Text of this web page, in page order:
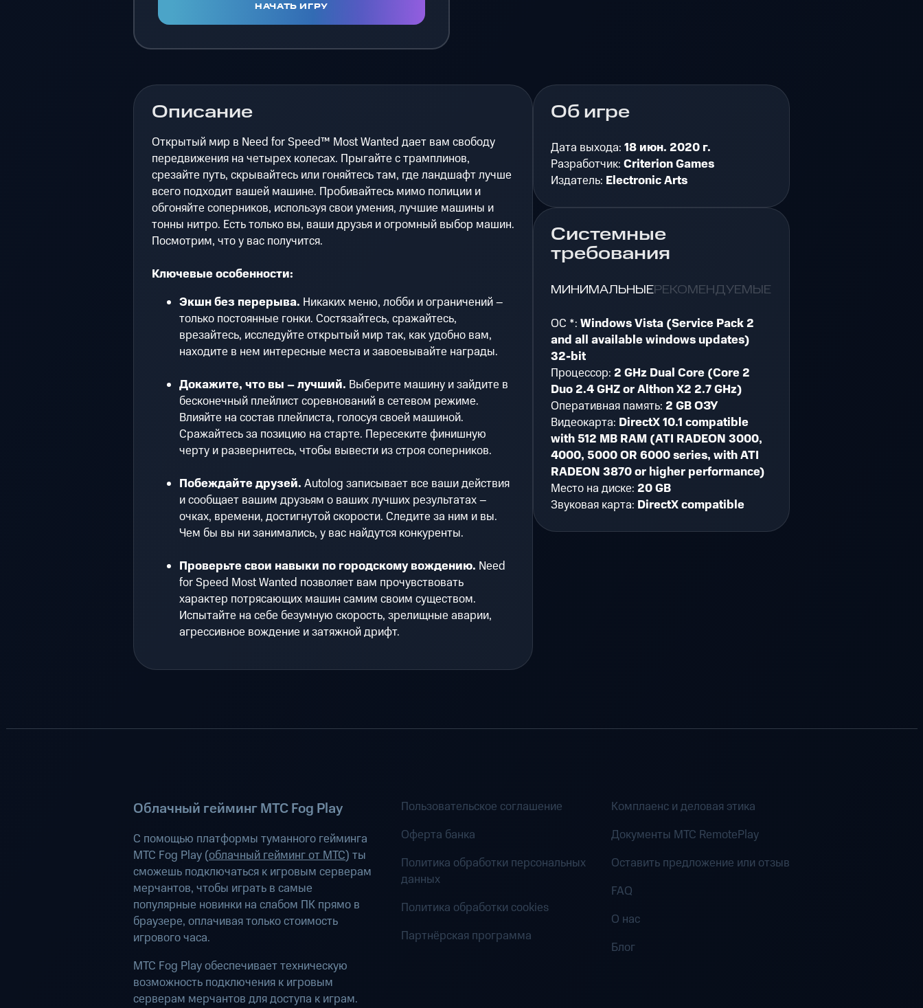
НАЧАТЬ ИГРУ
Описание
Открытый мир в Need for Speed™ Most Wanted дает вам свободу
передвижения на четырех колесах. Прыгайте с трамплинов,
срезайте путь, скрывайтесь или гоняйтесь там, где ландшафт лучше
всего подходит вашей машине. Пробивайтесь мимо полиции и
обгоняйте соперников, используя свои умения, лучшие машины и
тонны нитро. Есть только вы, ваши друзья и огромный выбор машин.
Посмотрим, что у вас получится.
Ключевые особенности:
Экшн без перерыва. Никаких меню, лобби и ограничений –
только постоянные гонки. Состязайтесь, сражайтесь,
врезайтесь, исследуйте открытый мир так, как удобно вам,
находите в нем интересные места и завоевывайте награды.
Докажите, что вы – лучший. Выберите машину и зайдите в
бесконечный плейлист соревнований в сетевом режиме.
Влияйте на состав плейлиста, голосуя своей машиной.
Сражайтесь за позицию на старте. Пересеките финишную
черту и развернитесь, чтобы вывести из строя соперников.
Побеждайте друзей. Autolog записывает все ваши действия
и сообщает вашим друзьям о ваших лучших результатах –
очках, времени, достигнутой скорости. Следите за ним и вы.
Чем бы вы ни занимались, у вас найдутся конкуренты.
Проверьте свои навыки по городскому вождению. Need
for Speed Most Wanted позволяет вам прочувствовать
характер потрясающих машин самим своим существом.
Испытайте на себе безумную скорость, зрелищные аварии,
агрессивное вождение и затяжной дрифт.
Об игре
Дата выхода:18 июн. 2020 г.
Разработчик:Criterion Games
Издатель: Electronic Arts
Системные
требования
МИНИМАЛЬНЫЕРЕКОМЕНДУЕМЫЕ
ОС *:Windows Vista (Service Pack 2
and all available windows updates)
32-bit
Процессор:2 GHz Dual Core (Core 2
Duo 2.4 GHZ or Althon X2 2.7 GHz)
Оперативная память:2 GB ОЗУ
Видеокарта: DirectX 10.1 compatible
with 512 MB RAM (ATI RADEON 3000,
4000, 5000 OR 6000 series, with ATI
RADEON 3870 or higher performance)
Место на диске:20 GB
Звуковая карта: DirectX compatible
Облачный гейминг МТС Fog Play
С помощью платформы туманного гейминга
МТС Fog Play (облачный гейминг от МТС) ты
сможешь подключаться к игровым серверам
мерчантов, чтобы играть в самые
популярные новинки на слабом ПК прямо в
браузере, оплачивая только стоимость
игрового часа.
МТС Fog Play обеспечивает техническую
возможность подключения к игровым
серверам мерчантов для доступа к играм.
Пользовательское соглашение
Оферта банка
Политика обработки персональных
данных
Политика обработки cookies
Партнёрская программа
Комплаенс и деловая этика
Документы MTC RemotePlay
Оставить предложение или отзыв
FAQ
О нас
Блог